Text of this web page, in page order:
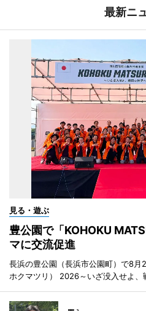
最新ニ
見る・遊ぶ
豊公園で「KOHOKU
マに交流促進
長浜の豊公園（長浜市公園町）で8月
ホクマツリ） 2026～いざ没入せよ、